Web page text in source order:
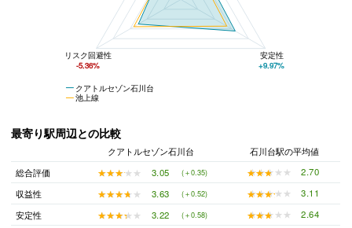
クアトルセゾン石川台
池上線
リスク回避性
-5.36%
安定性
+9.97%
最寄り駅周辺との比較
クアトルセゾン石川台
石川台駅の平均値
総合評価
★★★★★
★★★★★ 3.05 (＋0.35) ★★★★★
★★★★★
2.70
収益性
★★★★★
★★★★★ 3.63 (＋0.52) ★★★★★
★★★★★
3.11
安定性
★★★★★
★★★★★ 3.22 (＋0.58) ★★★★★
★★★★★
2.64